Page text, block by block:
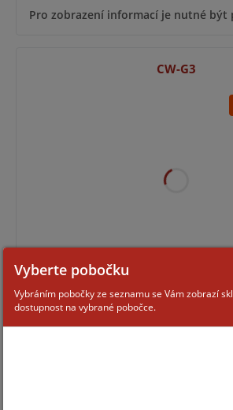
Pro zobrazení informací je nutné být
CW-G3
Pro zobrazení informací je nutné být
CAPTURE BRACKET
Vyberte pobočku
Vybráním pobočky ze seznamu se Vám zobrazí
dostupnost na vybrané pobočce.